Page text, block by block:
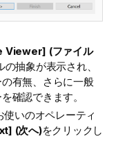
Viewer] (ファイル
抽象が表示され、
有無、さらに一般
確認できます。
使いのオペレーティ
(次へ)をクリックし